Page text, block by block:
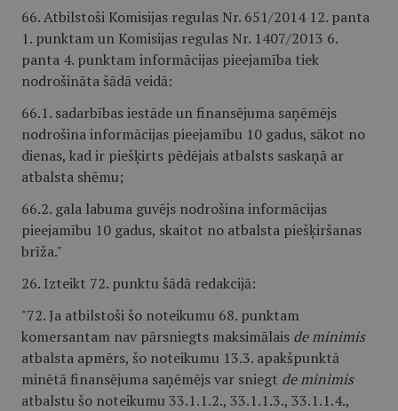
66. Atbilstoši Komisijas regulas Nr. 651/2014 12. panta
1. punktam un Komisijas regulas Nr. 1407/2013 6.
panta 4. punktam informācijas pieejamība tiek
nodrošināta šādā veidā:
66.1. sadarbības iestāde un finansējuma saņēmējs
nodrošina informācijas pieejamību 10 gadus, sākot no
dienas, kad ir piešķirts pēdējais atbalsts saskaņā ar
atbalsta shēmu;
66.2. gala labuma guvējs nodrošina informācijas
pieejamību 10 gadus, skaitot no atbalsta piešķiršanas
brīža."
26. Izteikt 72. punktu šādā redakcijā:
"72. Ja atbilstoši šo noteikumu 68. punktam
komersantam nav pārsniegts maksimālais de minimis
atbalsta apmērs, šo noteikumu 13.3. apakšpunktā
minētā finansējuma saņēmējs var sniegt de minimis
atbalstu šo noteikumu 33.1.1.2., 33.1.1.3., 33.1.1.4.,